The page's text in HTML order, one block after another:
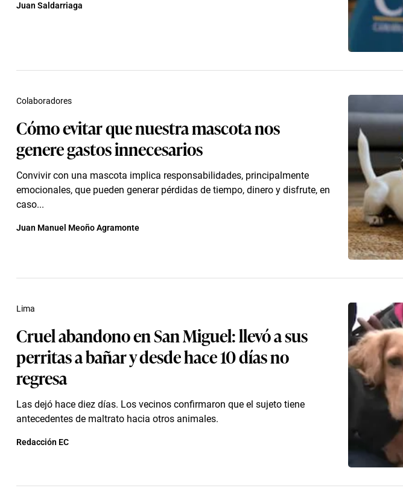
Juan Saldarriaga
Cómo evitar que nuestra mascota nos
genere gastos innecesarios
Convivir con una mascota implica responsabilidades, principalmente
emocionales, que pueden generar pérdidas de tiempo, dinero y disfrute, en
caso...
Colaboradores
Juan Manuel Meoño Agramonte
Cruel abandono en San Miguel: llevó a sus
perritas a bañar y desde hace 10 días no
regresa
Las dejó hace diez días. Los vecinos confirmaron que el sujeto tiene
antecedentes de maltrato hacia otros animales.
Lima
Redacción EC